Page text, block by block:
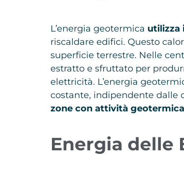
L’energia geotermica utilizza
riscaldare edifici. Questo
superficie terrestre. Nelle
estratto e sfruttato per
elettricità. L’energia
costante, indipendente dalle
zone con attività
Energia delle